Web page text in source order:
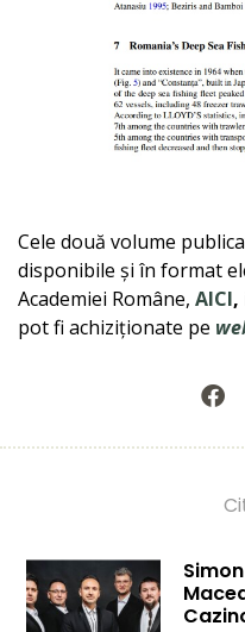
Cele două volume
disponibile și în format
Academiei Române, AICI,
pot fi achiziționate pe